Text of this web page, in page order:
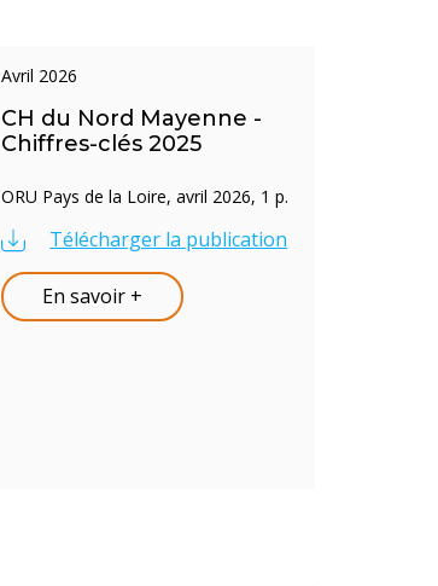
avril 2026
CH du Nord Mayenne -
Chiffres-clés 2025
ORU Pays de la Loire, avril 2026, 1 p.
Télécharger la publication
En savoir +